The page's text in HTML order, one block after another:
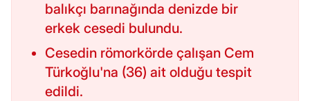
balıkçı barınağında denizde bir
erkek cesedi bulundu.
Cesedin römorkörde çalışan Cem
Türkoğlu'na (36) ait olduğu tespit
edildi.